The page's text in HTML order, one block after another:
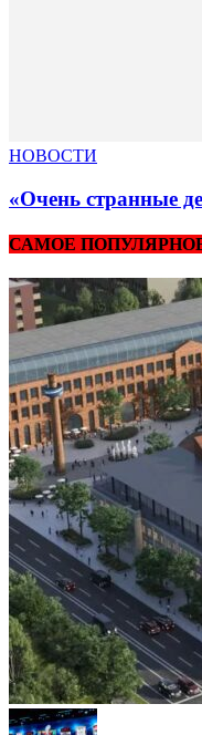
НОВОСТИ
«Очень странные
САМОЕ